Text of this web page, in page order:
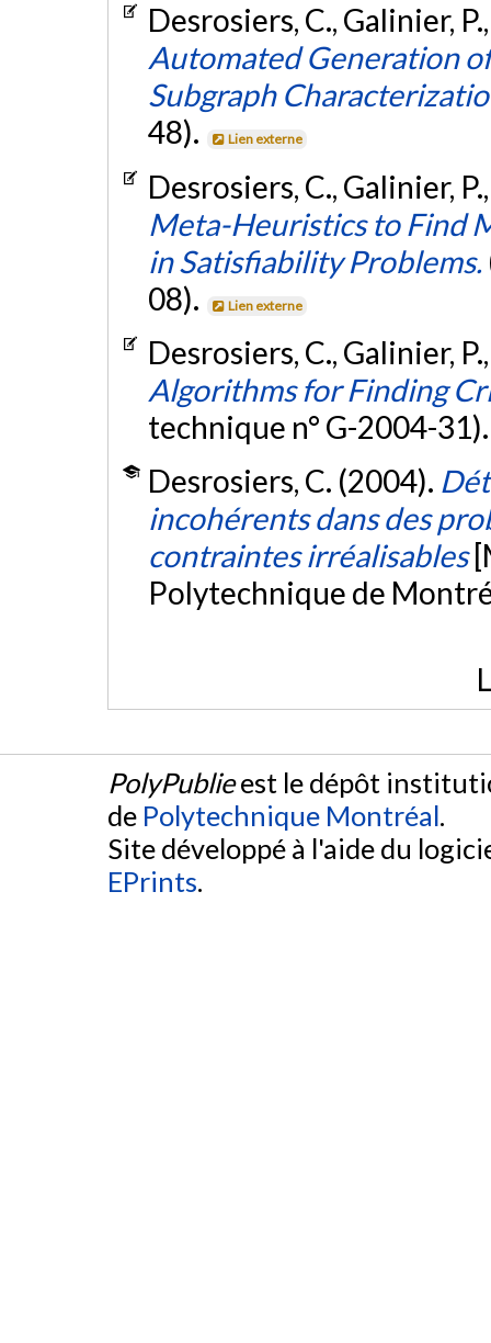
Desrosiers, C., Galinier,
Automated Generation
Subgraph
48).
Lien externe
Desrosiers, C., Galinier,
Meta-Heuristics to Find
in Satisfiability Problems.
08).
Lien externe
Desrosiers, C., Galinier,
Algorithms for Finding
technique n° G-2004-
Desrosiers, C. (2004).
incohérents dans des
contraintes irréalisables
Polytechnique de
PolyPublieest le dépôt
de Polytechnique Montréal.
Site développé à l'aide du
EPrints.